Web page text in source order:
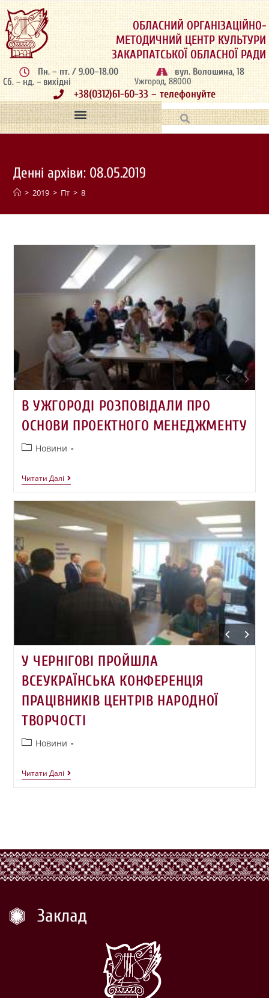
ОБЛАСНИЙ ОРГАНІЗАЦІЙНО-
МЕТОДИЧНИЙ ЦЕНТР КУЛЬТУРИ
ЗАКАРПАТСЬКОЇ ОБЛАСНОЇ РАДИ
Пн. – пт. / 9.00–18.00
Сб. – нд. – вихідні
вул. Волошина, 18
Ужгород, 88000
+38(0312)61-60-33 – телефонуйте
Денні архіви: 08.05.2019
> 2019 > Пт > 8
В УЖГОРОДІ РОЗПОВІДАЛИ ПРО
ОСНОВИ ПРОЕКТНОГО МЕНЕДЖМЕНТУ
Новини
Читати Далі
У ЧЕРНІГОВІ ПРОЙШЛА
ВСЕУКРАЇНСЬКА КОНФЕРЕНЦІЯ
ПРАЦІВНИКІВ ЦЕНТРІВ НАРОДНОЇ
ТВОРЧОСТІ
Новини
Читати Далі
Заклад